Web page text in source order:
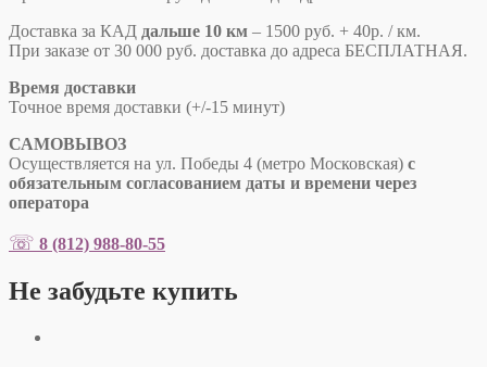
Доставка за КАД дальше 10 км – 1500 руб. + 40р. / км.
При заказе от 30 000 руб. доставка до адреса БЕСПЛАТНАЯ.
Время доставки
Точное время доставки (+/-15 минут)
САМОВЫВОЗ
Осуществляется на ул. Победы 4 (метро Московская) с
обязательным согласованием даты и времени через
оператора
☏ 8 (812) 988-80-55
Не забудьте купить